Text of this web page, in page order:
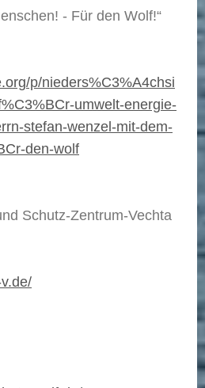
- Für den Wolf!“
p/nieders%C3%A4chsi
umwelt-energie-
stefan-wenzel-mit-dem-
den-wolf
Schutz-Zentrum-Vechta